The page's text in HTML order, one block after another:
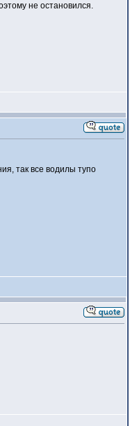
не остановился.
так все водилы тупо